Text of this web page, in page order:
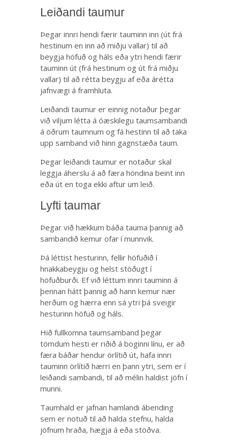
Leiðandi taumur
Þegar innri hendi færir tauminn inn (út frá
hestinum en inn að miðju vallar) til að
beygja höfuð og háls eða ytri hendi færir
tauminn út (frá hestinum og út frá miðju
vallar) til að rétta beygju af eða árétta
jafnvægi á framhluta.
Leiðandi taumur er einnig notaður þegar
við viljum létta á óæskilegu taumsambandi
á öðrum taumnum og fá hestinn til að taka
upp samband við hinn gagnstæða taum.
Þegar leiðandi taumur er notaður skal
leggja áherslu á að færa höndina beint inn
eða út en toga ekki aftur um leið.
Lyfti taumar
Þegar við hækkum báða tauma þannig að
sambandið kemur ofar í munnvik.
Þá léttist hesturinn, fellir höfuðið í
hnakkabeygju og helst stöðugt í
höfuðburði. Ef við léttum innri tauminn á
þennan hátt þannig að hann kemur nær
herðum og hærra enn sá ytri þá sveigir
hesturinn höfuð og háls.
Hið fullkomna taumsamband þegar
tömdum hesti er riðið á boginni línu, er að
færa báðar hendur örlítið út, hafa innri
tauminn örlítið hærri en þann ytri, sem er í
leiðandi sambandi, til að mélin haldist jöfn í
munni.
Taumhald er jafnan hamlandi ábending
sem er notuð til að halda stefnu, halda
jöfnum hraða, hægja á eða stöðva.